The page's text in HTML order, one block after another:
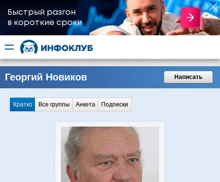
Быстрый разгон
​в короткие сроки
Георгий Новиков Написать
Кратко Все группы Анкета Подписки